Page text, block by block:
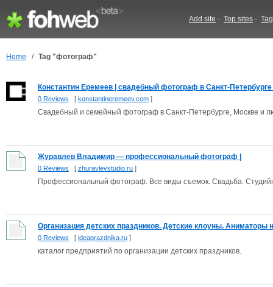
Add site - Top sites -
Home / Tag "фотограф"
Константин Еремеев | свадебный фотограф в Санкт-
0 Reviews [ konstantineremeev.com ]
Cвадебный и семейный фотограф в Санкт-Петербурге, Москве и
Журавлев Владимир — профессиональный фотограф |
0 Reviews [ zhuravlevstudio.ru ]
Профессиональный фотограф. Все виды съемок. Свадьба.
Организация детских праздников. Детские клоуны. Аниматоры
0 Reviews [ ideaprazdnika.ru ]
каталог предприятий по организации детских праздников.